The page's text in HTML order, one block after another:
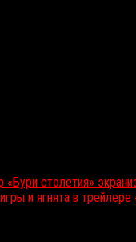
столетия»
и ягнята в